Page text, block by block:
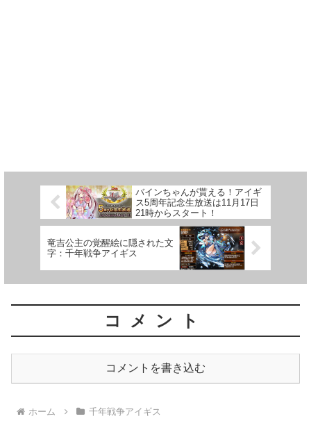
バインちゃんが貰える！アイギ
ス5周年記念生放送は11月17日
21時からスタート！
竜吉公主の覚醒絵に隠された文
字：千年戦争アイギス
コメント
コメントを書き込む
ホーム 千年戦争アイギス